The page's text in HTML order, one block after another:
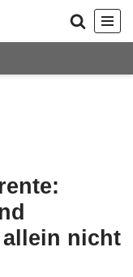
nicht